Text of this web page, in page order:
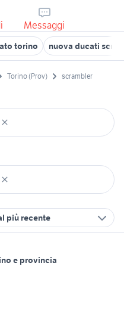
Messaggi
torino nuova ducati
Torino (Prov) scrambler
più recente
e provincia